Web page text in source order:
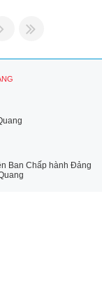
Ban Chấp hành Đảng